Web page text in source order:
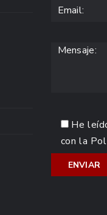
He
con la